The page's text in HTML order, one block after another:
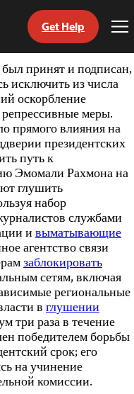
Get Help
принят и подписан,
исключить из числа
оскорбление
меры.
прямого влияния на
президентских
путь к
Эмомали Рахмона на
глушить
набор
службами
ивыматывающие
агентство связи
заблокировать
сетям, включая
региональные
вглушении
три раза в течение
победителем борьбы
срок; его
на учинение
комиссии.